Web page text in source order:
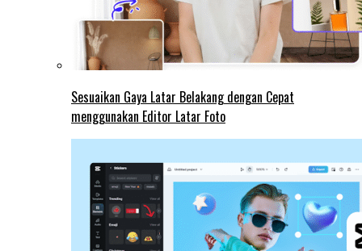
Sesuaikan Gaya Latar Belakang dengan Cepat
menggunakan Editor Latar Foto